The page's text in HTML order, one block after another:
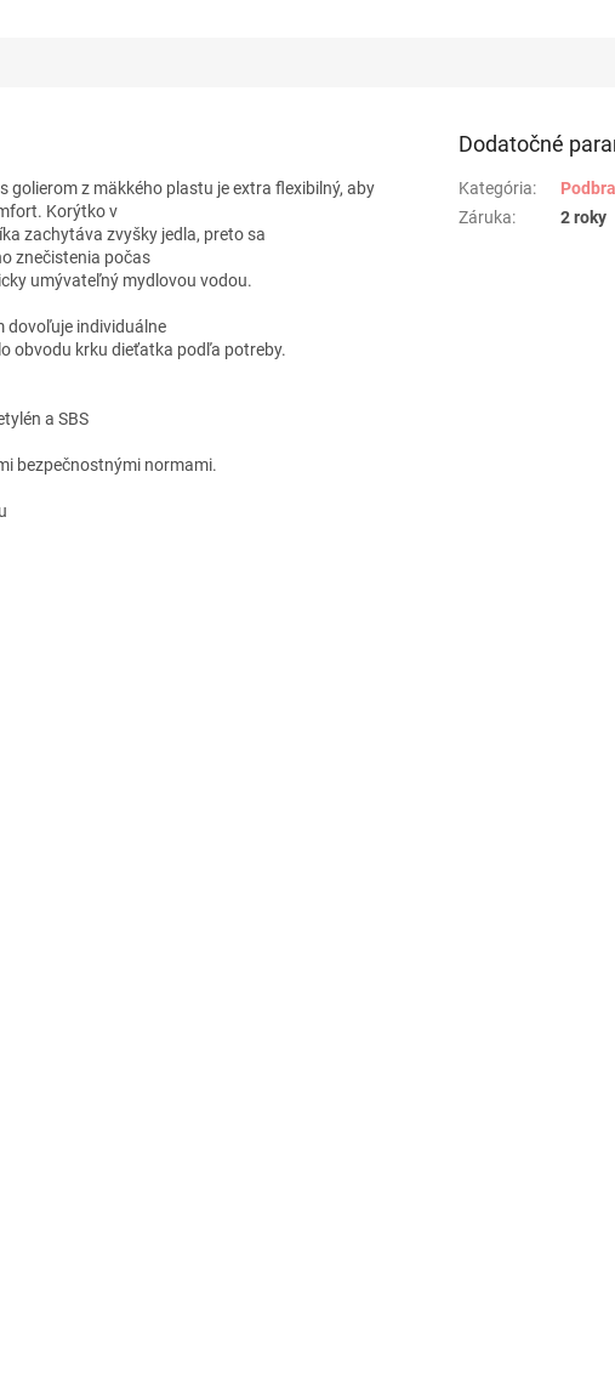
golierom z mäkkého plastu je extra flexibilný, aby
Korýtko v
zachytáva zvyšky jedla, preto sa
znečistenia počas
umývateľný mydlovou vodou.
dovoľuje individuálne
obvodu krku dieťatka podľa potreby.
a SBS
bezpečnostnými normami.
Dodatočné
Kategória:
Záruka: 2 roky